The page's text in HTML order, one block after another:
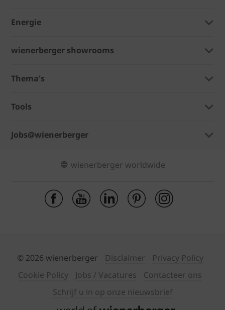
Energie
wienerberger showrooms
Thema's
Tools
Jobs@wienerberger
wienerberger worldwide
© 2026 wienerberger Disclaimer
Privacy Policy
Cookie Policy
Jobs / Vacatures
Contacteer ons
Schrijf u in op onze nieuwsbrief